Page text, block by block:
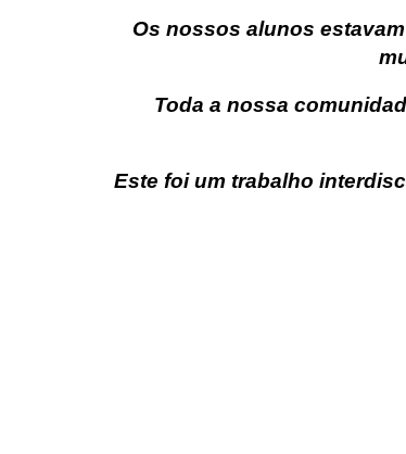
Os nossos alunos
Toda a nossa
Este foi um trabalho